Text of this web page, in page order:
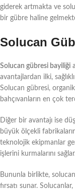
giderek artmakta ve
bir gübre haline
Solucan
Solucan gübresi bayiliği
avantajlardan ilki,
Solucan gübresi, organik
bahçıvanların en çok
Diğer bir avantajı ise
büyük ölçekli
teknolojik ekipmanlar
işlerini kurmalarını
Bununla birlikte,
fırsatı sunar.